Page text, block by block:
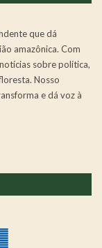
que dá
amazônica. Com
sobre política,
Nosso
e dá voz à